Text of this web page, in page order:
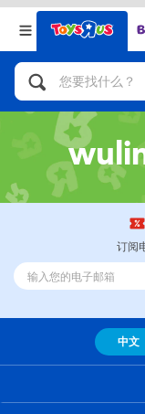
返回
分类目录
人气英雄，
自行车，滑
拼砌组合及
玩具车，货
娃娃，芭比
返回
品牌
订阅
中文